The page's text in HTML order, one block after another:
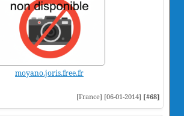
moyano.joris.free.fr
[France] [06-01-2014] [#68]